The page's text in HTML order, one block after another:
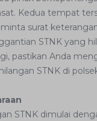
Kedua tempat
surat
STNK yang
pastikan Anda
STNK di
STNK dimulai